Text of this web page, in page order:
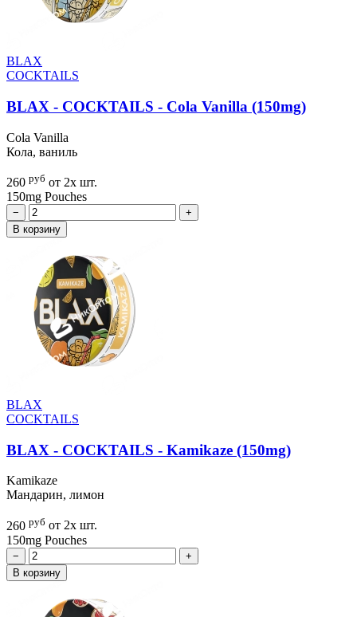
BLAX
COCKTAILS
BLAX - COCKTAILS - Cola Vanilla (150mg)
Cola Vanilla
Кола, ваниль
260 руб от 2х шт.
150mg Pouches
−
+
В корзину
BLAX
COCKTAILS
BLAX - COCKTAILS - Kamikaze (150mg)
Kamikaze
Мандарин, лимон
260 руб от 2х шт.
150mg Pouches
−
+
В корзину